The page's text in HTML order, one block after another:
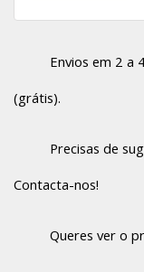
Envios em 2 a
(grátis).
Precisas de
Contacta-nos!
Queres ver o